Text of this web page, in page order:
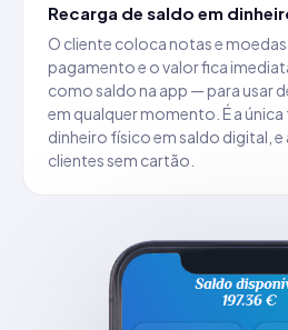
Recarga de saldo em
O cliente coloca notas e moedas
pagamento e o valor fica
como saldo na app — para usar
em qualquer momento. É a
dinheiro físico em saldo digital,
clientes sem cartão.